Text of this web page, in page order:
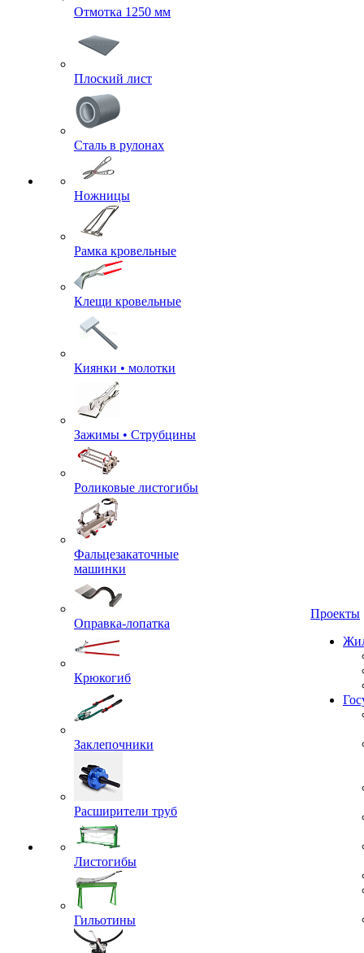
Отмотка 1250 мм
Плоский лист
Сталь в рулонах
Ножницы
Рамка кровельные
Клещи кровельные
Киянки • молотки
Зажимы • Струбцины
Роликовые листогибы
Фальцезакаточные
машинки
Оправка-лопатка
Крюкогиб
Заклепочники
Расширители труб
Листогибы
Гильотины
Проекты